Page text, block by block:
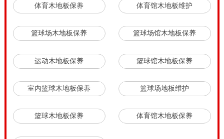
体育木地板保养 体育馆木地板维护
篮球场木地板保养 篮球场馆木地板保养
运动木地板保养 篮球馆木地板保养
室内篮球木地板保养 篮球场地板维护
篮球木地板保养 体育馆木地板保养